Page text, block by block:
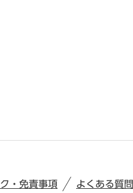
・免責事項 よくある質問